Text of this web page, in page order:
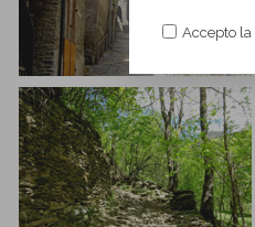
Accepto la